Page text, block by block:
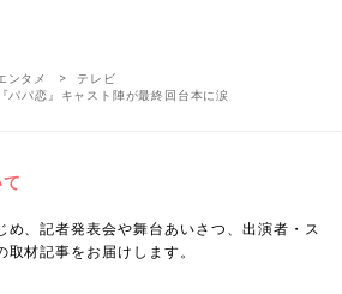
ンタメ
テレビ
パパ恋』キャスト陣が最終回台本に涙
め、記者発表会や舞台あいさつ、出演者・ス
材記事をお届けします。